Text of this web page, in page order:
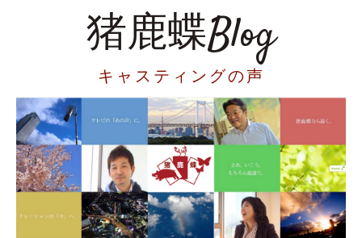
猪鹿蝶Blog
キャスティングの声